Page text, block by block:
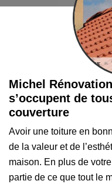
Michel
s’occupent de
couverture
Avoir une toiture en
de la valeur et de
maison. En plus de
partie de ce que tout le